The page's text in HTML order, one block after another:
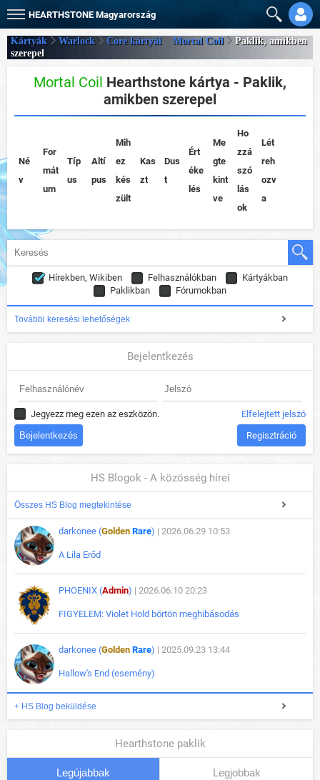
HEARTHSTONE Magyarország
Kártyák Warlock Core kártyái Mortal Coil
Paklik, amikben
szerepel
Mortal Coil Hearthstone kártya - Paklik,
amikben szerepel
Né
v
For
mát
um
Típ
us
Altí
pus
Mih
ez
kés
zült
Kas
zt
Dus
t
Ért
éke
lés
Me
gte
kint
ve
Ho
zzá
szó
lás
ok
Lét
reh
ozv
a
Hírekben, Wikiben Felhasználókban
Kártyákban
Paklikban
Fórumokban
További keresési lehetőségek
Bejelentkezés
Jegyezz meg ezen az eszközön. Elfelejtett jelszó
Regisztráció
HS Blogok - A közösség hírei
Összes HS Blog megtekintése
darkonee (Golden Rare) | 2026.06.29 10:53
A Lila Erőd
PHOENIX (Admin) | 2026.06.10 20:23
FIGYELEM: Violet Hold börtön meghibásodás
darkonee (Golden Rare) | 2025.09.23 13:44
Hallow's End (esemény)
+ HS Blog beküldése
Hearthstone paklik
Legújabbak Legjobbak